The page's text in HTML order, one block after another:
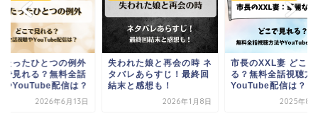
れた娘と再会の時 ネ
レあらすじ！最終回
と感想も！
2026年1月8日
市長のXXL妻 どこで見れ
る？無料全話視聴方法や
YouTube配信は？
2025年8月29日
彼のたったひとつの
どこで見れる？無料
視聴やYouTube配信
2026年6